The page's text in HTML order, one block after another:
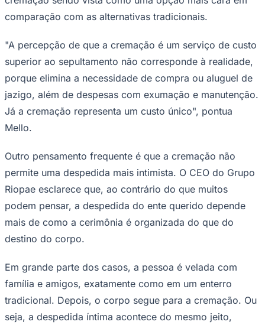
Corinthians
comparação com as alternativas tradicionais.
"A percepção de que a cremação é um serviço de custo
superior ao sepultamento não corresponde à realidade,
porque elimina a necessidade de compra ou aluguel de
jazigo, além de despesas com exumação e manutenção.
Já a cremação representa um custo único", pontua
Mello.
Outro pensamento frequente é que a cremação não
permite uma despedida mais intimista. O CEO do Grupo
Riopae esclarece que, ao contrário do que muitos
podem pensar, a despedida do ente querido depende
mais de como a cerimônia é organizada do que do
destino do corpo.
Em grande parte dos casos, a pessoa é velada com
família e amigos, exatamente como em um enterro
tradicional. Depois, o corpo segue para a cremação. Ou
seja, a despedida íntima acontece do mesmo jeito,